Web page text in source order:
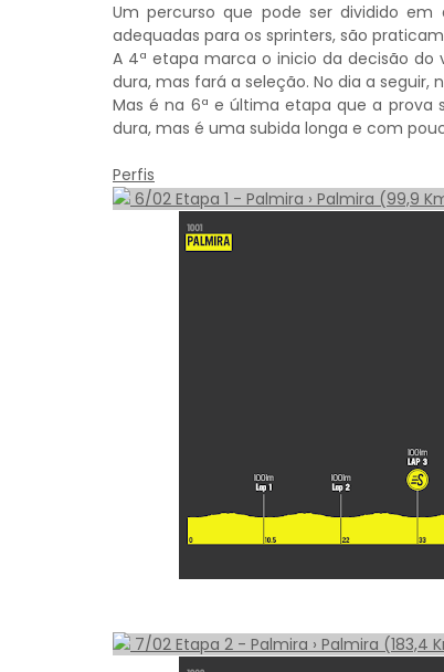
Um percurso que pode ser dividido em
adequadas para os sprinters, são
A 4ª etapa marca o inicio da decisão
dura, mas fará a seleção. No dia a
Mas é na 6ª e última etapa que a prova
dura, mas é uma subida longa e com
Perfis
6/02 Etapa 1 - Palmira › Palmira (99,9
7/02 Etapa 2 - Palmira › Palmira (183,4